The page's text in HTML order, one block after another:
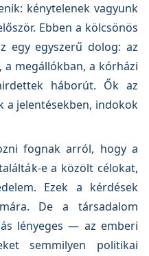
kénytelenek vagyunk
Ebben a kölcsönös
egy egyszerű dolog: az
a megállókban, a kórházi
háborút. Ők az
jelentésekben, indokok
fognak arról, hogy a
e a közölt célokat,
Ezek a kérdések
De a társadalom
lényeges — az emberi
semmilyen politikai